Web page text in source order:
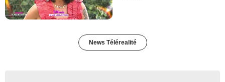
News Télérealité